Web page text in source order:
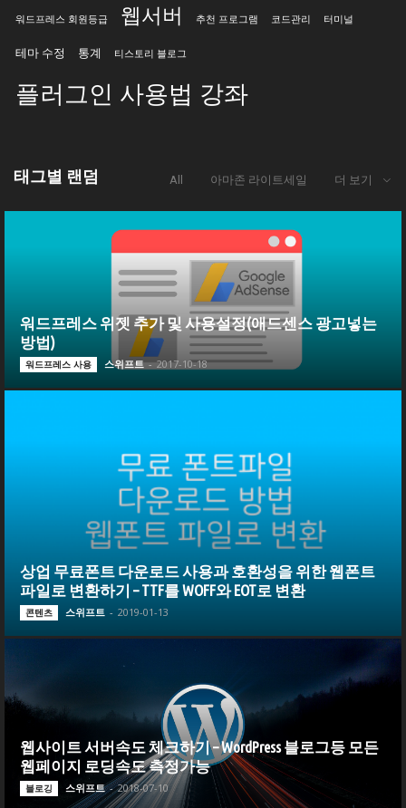
워드프레스 회원등급 웹서버 추천 프로그램 코드관리 터미널
테마 수정 통계 티스토리 블로그
플러그인 사용법 강좌
태그별 랜덤 All 아마존 라이트세일 더 보기
워드프레스 위젯 추가 및 사용설정(애드센스 광고넣는
방법)
워드프레스 사용 스위프트 - 2017-10-18
상업 무료폰트 다운로드 사용과 호환성을 위한 웹폰트
파일로 변환하기 – TTF를 WOFF와 EOT로 변환
콘텐츠 스위프트 - 2019-01-13
웹사이트 서버속도 체크하기 – WordPress 블로그등 모든
웹페이지 로딩속도 측정가능
블로깅 스위프트 - 2018-07-10